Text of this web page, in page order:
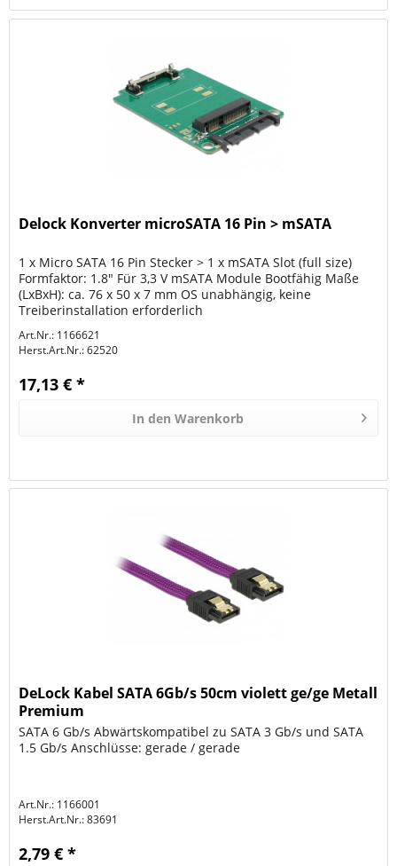
Delock Konverter microSATA 16 Pin > mSATA
1 x Micro SATA 16 Pin Stecker > 1 x mSATA Slot (full size)
Formfaktor: 1.8" Für 3,3 V mSATA Module Bootfähig Maße
(LxBxH): ca. 76 x 50 x 7 mm OS unabhängig, keine
Treiberinstallation erforderlich
Art.Nr.: 1166621
Herst.Art.Nr.:62520
17,13 € *
In den Warenkorb
DeLock Kabel SATA 6Gb/s 50cm violett ge/ge Metall
Premium
SATA 6 Gb/s Abwärtskompatibel zu SATA 3 Gb/s und SATA
1.5 Gb/s Anschlüsse: gerade / gerade
Art.Nr.: 1166001
Herst.Art.Nr.:83691
2,79 € *